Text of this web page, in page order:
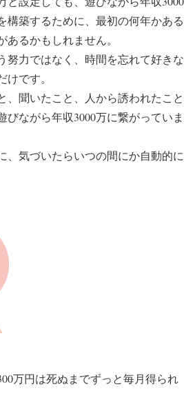
構築するために、最初の何年かある
るかもしれません。
努力ではなく、時間を忘れて好きな
です。
、聞いたこと、人から誘われたこと
びながら年収3000万に繋がっていま
、気づいたらいつの間にか自動的に
万円は死ぬまでずっと毎月得られ